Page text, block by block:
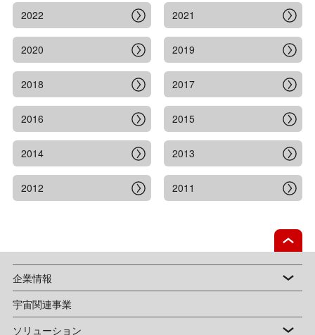
2022 2021
2020 2019
2018 2017
2016 2015
2014 2013
2012 2011
企業情報
宇宙関連事業
ソリューション